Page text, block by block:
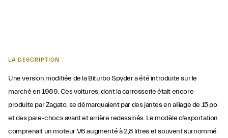
LA DESCRIPTION
Une version modifiée de la Biturbo Spyder a été introduite sur le
marché en 1989. Ces voitures, dont la carrosserie était encore
produite par Zagato, se démarquaient par des jantes en alliage de 15 po
et des pare-chocs avant et arrière redessinés. Le modèle d’exportation
comprenait un moteur V6 augmenté à 2,8 litres et souvent surnommé